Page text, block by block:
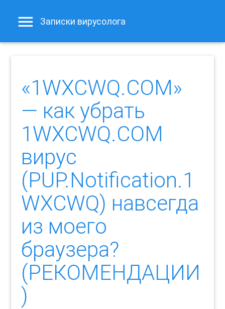
Записки вирусолога
«1WXCWQ.COM»
— как убрать
1WXCWQ.COM
вирус
(PUP.Notification.1
WXCWQ) навсегда
из моего
браузера?
(РЕКОМЕНДАЦИИ
)